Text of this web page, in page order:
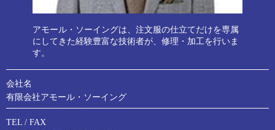
アモール・ソーイングは、注文服の仕立てだけを専属
にしてきた経験豊富な技術者が、修理・加工を行いま
す。
会社名
有限会社アモール・ソーイング
TEL / FAX